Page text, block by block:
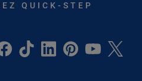
QUICK-STEP